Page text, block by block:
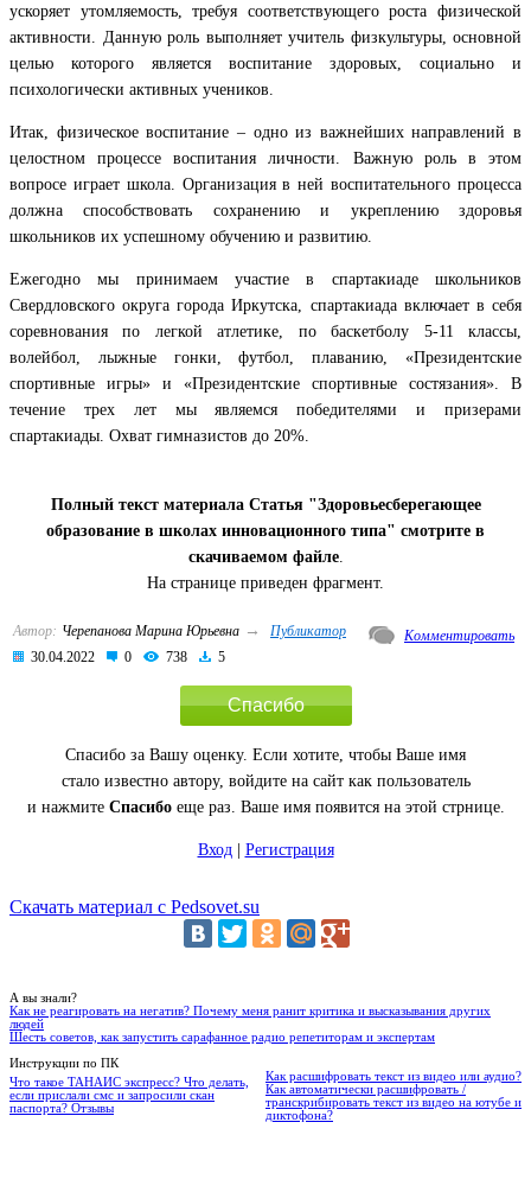
ускоряет утомляемость, требуя соответствующего роста физической
активности. Данную роль выполняет учитель физкультуры, основной
целью которого является воспитание здоровых, социально и
психологически активных учеников.
Итак, физическое воспитание – одно из важнейших направлений в
целостном процессе воспитания личности. Важную роль в этом
вопросе играет школа. Организация в ней воспитательного процесса
должна способствовать сохранению и укреплению здоровья
школьников их успешному обучению и развитию.
Ежегодно мы принимаем участие в спартакиаде школьников
Свердловского округа города Иркутска, спартакиада включает в себя
соревнования по легкой атлетике, по баскетболу 5-11 классы,
волейбол, лыжные гонки, футбол, плаванию, «Президентские
спортивные игры» и «Президентские спортивные состязания». В
течение трех лет мы являемся победителями и призерами
спартакиады. Охват гимназистов до 20%.
Полный текст материала Статья "Здоровьесберегающее
образование в школах инновационного типа" смотрите в
скачиваемом файле.
На странице приведен фрагмент.
Автор: Черепанова Марина Юрьевна →
Публикатор
30.04.2022
0 738 5
Комментировать
Спасибо
Спасибо за Вашу оценку. Если хотите, чтобы Ваше имя
стало известно автору, войдите на сайт как пользователь
и нажмите Спасибоеще раз. Ваше имя появится на этой стрнице.
Вход| Регистрация
Скачать материал с Pedsovet.su
А вы знали?
Как не реагировать на негатив? Почему меня ранит критика и высказывания других
людей
Шесть советов, как запустить сарафанное радио репетиторам и экспертам
Инструкции по ПК
Что такое ТАНАИС экспресс? Что делать,
если прислали смс и запросили скан
паспорта? Отзывы
Как расшифровать текст из видео или аудио?
Как автоматически расшифровать /
транскрибировать текст из видео на ютубе и
диктофона?